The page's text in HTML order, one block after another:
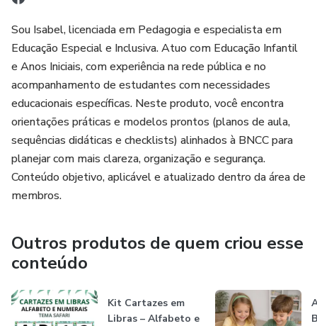
Sou Isabel, licenciada em Pedagogia e especialista em
Educação Especial e Inclusiva. Atuo com Educação Infantil
e Anos Iniciais, com experiência na rede pública e no
acompanhamento de estudantes com necessidades
educacionais específicas. Neste produto, você encontra
orientações práticas e modelos prontos (planos de aula,
sequências didáticas e checklists) alinhados à BNCC para
planejar com mais clareza, organização e segurança.
Conteúdo objetivo, aplicável e atualizado dentro da área de
membros.
Outros produtos de quem criou esse
conteúdo
Kit Cartazes em
Libras – Alfabeto e